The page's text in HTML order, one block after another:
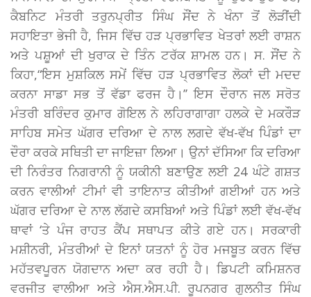
ਕੈਬਨਿਟ ਮੰਤਰੀ ਤਰੁਨਪ੍ਰੀਤ ਸਿੰਘ ਸੌਂਦ ਨੇ ਖੰਨਾ ਤੋਂ ਲੋੜੀਂਦੀ
ਸਹਾਇਤਾ ਭੇਜੀ ਹੈ, ਜਿਸ ਵਿੱਚ ਹੜ ਪ੍ਰਭਾਵਿਤ ਖੇਤਰਾਂ ਲਈ ਰਾਸ਼ਨ
ਅਤੇ ਪਸ਼ੂਆਂ ਦੀ ਖੁਰਾਕ ਦੇ ਤਿੰਨ ਟਰੱਕ ਸ਼ਾਮਲ ਹਨ। ਸ. ਸੌਂਦ ਨੇ
ਕਿਹਾ,“ਇਸ ਮੁਸ਼ਕਿਲ ਸਮੇਂ ਵਿੱਚ ਹੜ ਪ੍ਰਭਾਵਿਤ ਲੋਕਾਂ ਦੀ ਮਦਦ
ਕਰਨਾ ਸਾਡਾ ਸਭ ਤੋਂ ਵੱਡਾ ਫਰਜ ਹੈ।’’ ਇਸ ਦੌਰਾਨ ਜਲ ਸਰੋਤ
ਮੰਤਰੀ ਬਰਿੰਦਰ ਕੁਮਾਰ ਗੋਇਲ ਨੇ ਲਹਿਰਾਗਾਗਾ ਹਲਕੇ ਦੇ ਮਕਰੌੜ
ਸਾਹਿਬ ਸਮੇਤ ਘੱਗਰ ਦਰਿਆ ਦੇ ਨਾਲ ਲਗਦੇ ਵੱਖ-ਵੱਖ ਪਿੰਡਾਂ ਦਾ
ਦੌਰਾ ਕਰਕੇ ਸਥਿਤੀ ਦਾ ਜਾਇਜ਼ਾ ਲਿਆ। ਉਨਾਂ ਦੱਸਿਆ ਕਿ ਦਰਿਆ
ਦੀ ਨਿਰੰਤਰ ਨਿਗਰਾਨੀ ਨੂੰ ਯਕੀਨੀ ਬਣਾਉਣ ਲਈ 24 ਘੰਟੇ ਗਸ਼ਤ
ਕਰਨ ਵਾਲੀਆਂ ਟੀਮਾਂ ਵੀ ਤਾਇਨਾਤ ਕੀਤੀਆਂ ਗਈਆਂ ਹਨ ਅਤੇ
ਘੱਗਰ ਦਰਿਆ ਦੇ ਨਾਲ ਲੱਗਦੇ ਕਸਬਿਆਂ ਅਤੇ ਪਿੰਡਾਂ ਲਈ ਵੱਖ-ਵੱਖ
ਥਾਵਾਂ ‘ਤੇ ਪੰਜ ਰਾਹਤ ਕੈਂਪ ਸਥਾਪਤ ਕੀਤੇ ਗਏ ਹਨ। ਸਰਕਾਰੀ
ਮਸ਼ੀਨਰੀ, ਮੰਤਰੀਆਂ ਦੇ ਇਨਾਂ ਯਤਨਾਂ ਨੂੰ ਹੋਰ ਮਜਬੂਤ ਕਰਨ ਵਿੱਚ
ਮਹੱਤਵਪੂਰਨ ਯੋਗਦਾਨ ਅਦਾ ਕਰ ਰਹੀ ਹੈ। ਡਿਪਟੀ ਕਮਿਸ਼ਨਰ
ਵਰਜੀਤ ਵਾਲੀਆ ਅਤੇ ਐਸ.ਐਸ.ਪੀ. ਰੂਪਨਗਰ ਗੁਲਨੀਤ ਸਿੰਘ